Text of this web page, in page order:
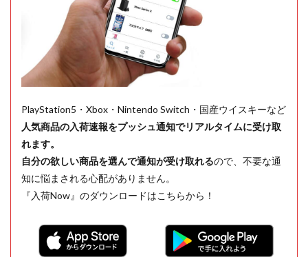
PlayStation5・Xbox・Nintendo Switch・国産ウイスキーなど
人気商品の入荷速報をプッシュ通知でリアルタイムに受け取
れます。
自分の欲しい商品を選んで通知が受け取れるので、不要な通
知に悩まされる心配がありません。
『入荷Now』のダウンロードはこちらから！